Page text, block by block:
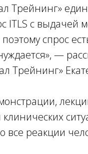
Трейнинг»
ITLS с выдачей
спрос
—
Трейнинг»
клинических
реакции